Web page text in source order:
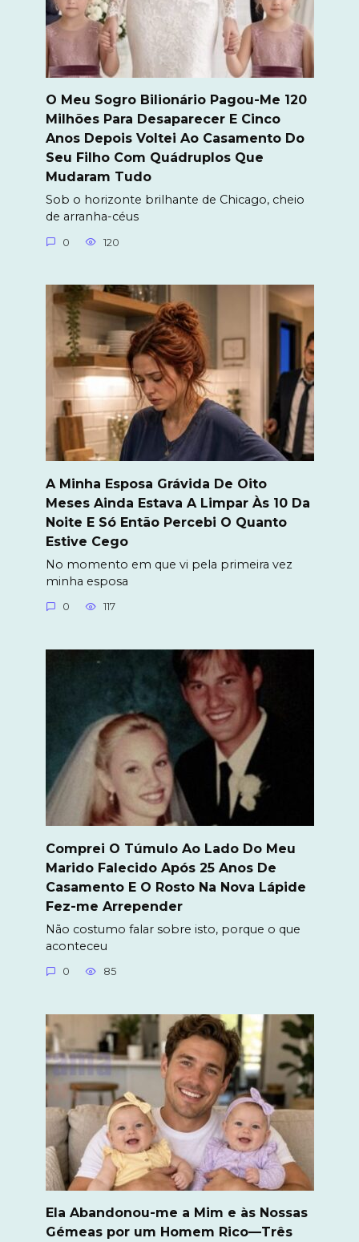
O Meu Sogro Bilionário Pagou-Me 120
Milhões Para Desaparecer E Cinco
Anos Depois Voltei Ao Casamento Do
Seu Filho Com Quádruplos Que
Mudaram Tudo
Sob o horizonte brilhante de Chicago, cheio
de arranha-céus
0 120
A Minha Esposa Grávida De Oito
Meses Ainda Estava A Limpar Às 10 Da
Noite E Só Então Percebi O Quanto
Estive Cego
No momento em que vi pela primeira vez
minha esposa
0 117
Comprei O Túmulo Ao Lado Do Meu
Marido Falecido Após 25 Anos De
Casamento E O Rosto Na Nova Lápide
Fez-me Arrepender
Não costumo falar sobre isto, porque o que
aconteceu
0 85
Ela Abandonou-me a Mim e às Nossas
Gémeas por um Homem Rico—Três